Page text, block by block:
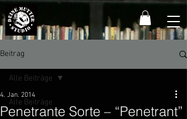
Beitrag
Alle Beiträge
Alle Beiträge
Penetrante Sorte – “Penetrant”
4. Jan. 2014